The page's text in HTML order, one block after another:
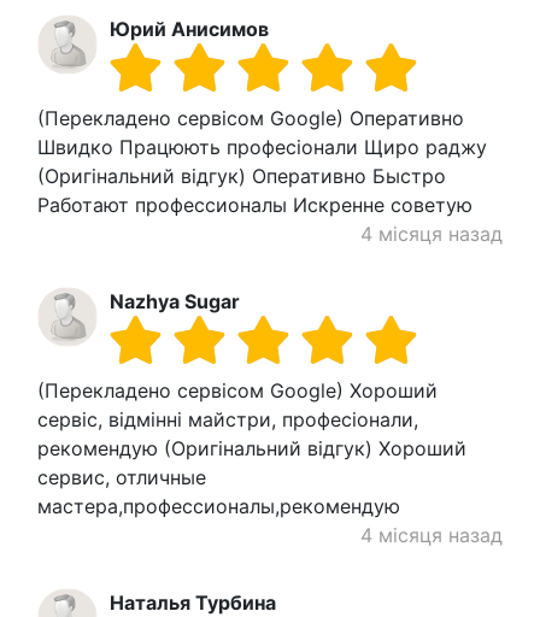
Юрий Анисимов
(Перекладено сервісом Google) Оперативно
Швидко Працюють професіонали Щиро раджу
(Оригінальний відгук) Оперативно Быстро
Работают профессионалы Искренне советую
4 місяця назад
Nazhya Sugar
(Перекладено сервісом Google) Хороший
сервіс, відмінні майстри, професіонали,
рекомендую (Оригінальний відгук) Хороший
сервис, отличные
мастера,профессионалы,рекомендую
4 місяця назад
Наталья Турбина